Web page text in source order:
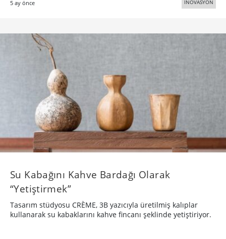
5 ay önce İNOVASYON
Su Kabağını Kahve Bardağı Olarak
“Yetiştirmek”
Tasarım stüdyosu CRÈME, 3B yazıcıyla üretilmiş kalıplar
kullanarak su kabaklarını kahve fincanı şeklinde yetiştiriyor.